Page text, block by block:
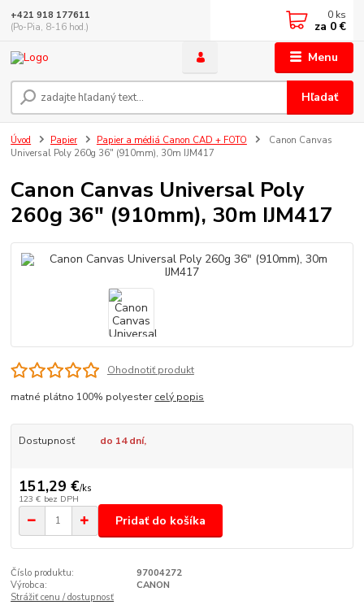
Menu
Hľadať
+421 918 177611
(Po-Pia, 8-16 hod.)
0 ks
za 0 €
Úvod Papier Papier a médiá Canon CAD + FOTO
Canon Canvas
Universal Poly 260g 36" (910mm), 30m IJM417
Canon Canvas Universal Poly
260g 36" (910mm), 30m IJM417
Ohodnotiť produkt
matné plátno 100% polyestercelý popis
Dostupnosť do 14 dní,
151,29 €/ks
123 € bez DPH
Pridať do košíka
Číslo produktu:
97004272
Výrobca:
CANON
Strážiť cenu / dostupnosť